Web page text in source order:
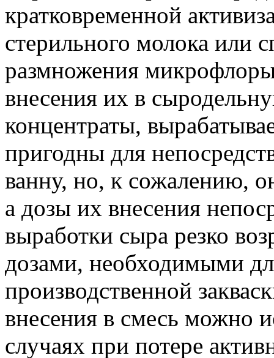
кратковременной
стерильного молока или
размножения микрофлоры
внесения их в
концентраты,
пригодны для
ванну, но, к сожалению,
а дозы их внесения
выработки сыра резко
дозами, необходимыми
производственной
внесения в смесь можно
случаях при потере